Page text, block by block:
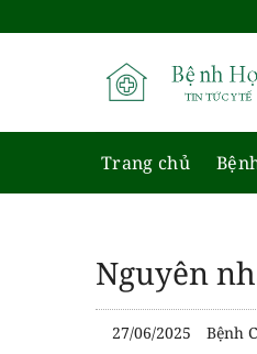
qua
Trang chủ
Nguyên
27/06/2025 Bệnh